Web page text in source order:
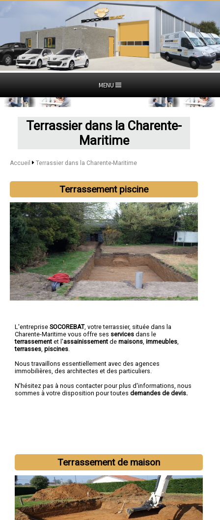
MENU
Terrassier dans la Charente-
Maritime
Accueil Terrassier dans la Charente-Maritime
Terrassement piscine
L'entreprise SOCOREBAT, votre terrassier, située dans la
Charente-Maritime vous offre ses services dans le
terrassement et l'assainissement de maisons immeubles
terrasses piscines
Nous travaillons essentiellement avec des agences
immobilières, des architectes et des particuliers.
N'hésitez pas à nous contacter pour plus d'informations, nous
sommes à votre disposition pour toutes demandes de devis.
Terrassement de maison